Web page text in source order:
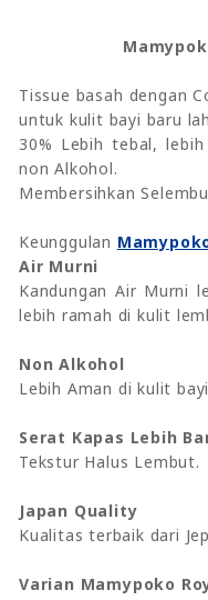
Tissue basah dengan
untuk kulit bayi baru
30% Lebih tebal,
non Alkohol.
Membersihkan
Keunggulan
Air Murni
Kandungan Air Murni
lebih ramah di kulit
Non Alkohol
Lebih Aman di kulit bayi
Serat Kapas Lebih
Tekstur Halus Lembut.
Japan Quality
Kualitas terbaik dari
Varian Mamypoko